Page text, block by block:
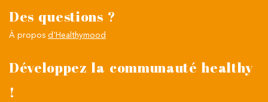
Des questions ?
À propos d'Healthymood
Développez la communauté healthy
!